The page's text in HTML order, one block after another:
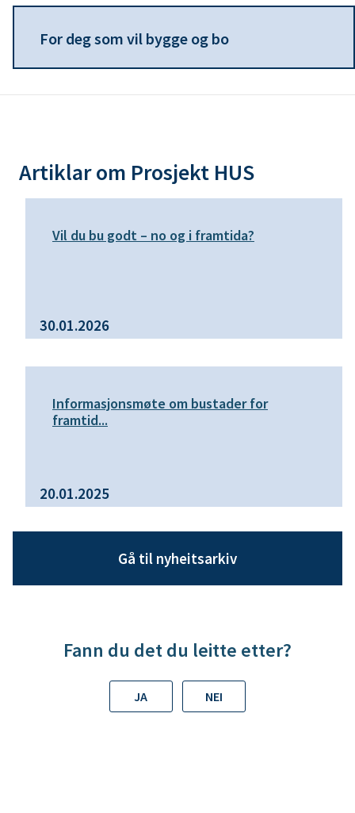
e
For deg som vil bygge og bo
Artiklar om Prosjekt HUS
30.01.2026
Vil du bu godt – no og i framtida?
20.01.2025
Informasjonsmøte om bustader for
framtid...
Gå til nyheitsarkiv
Fann du det du leitte etter?
JA NEI